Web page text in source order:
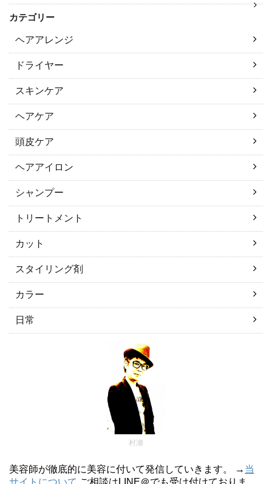
カテゴリー
ヘアアレンジ
ドライヤー
スキンケア
ヘアケア
頭皮ケア
ヘアアイロン
シャンプー
トリートメント
カット
スタイリング剤
カラー
日常
村瀬
美容師が徹底的に美容に付いて発信していきます。 → 当